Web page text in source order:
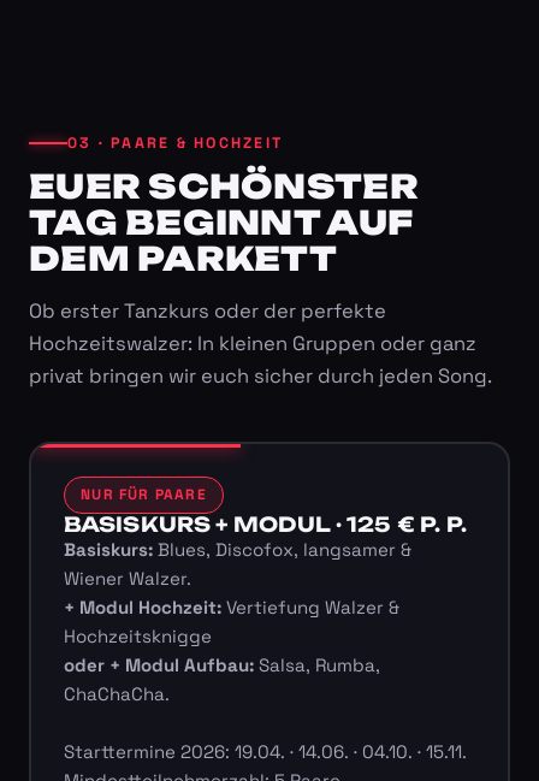
03 · PAARE & HOCHZEIT
EUER SCHÖNSTER
TAG BEGINNT AUF
DEM PARKETT
Ob erster Tanzkurs oder der perfekte
Hochzeitswalzer: In kleinen Gruppen oder ganz
privat bringen wir euch sicher durch jeden Song.
NUR FÜR PAARE
BASISKURS + MODUL · 125 € P. P.
Basiskurs:Blues, Discofox, langsamer &
Wiener Walzer.
+ Modul Hochzeit:Vertiefung Walzer &
Hochzeitsknigge
oder + Modul Aufbau:Salsa, Rumba,
ChaChaCha.
Starttermine 2026: 19.04. · 14.06. · 04.10. · 15.11.